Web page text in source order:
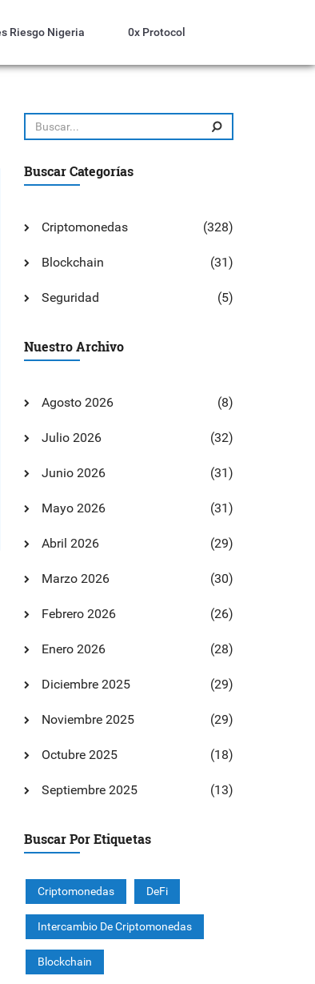
Riesgo Nigeria 0x Protocol
Buscar Categorías
Criptomonedas (328)
Blockchain (31)
Seguridad (5)
Nuestro Archivo
Agosto 2026 (8)
Julio 2026 (32)
Junio 2026 (31)
Mayo 2026 (31)
Abril 2026 (29)
Marzo 2026 (30)
Febrero 2026 (26)
Enero 2026 (28)
Diciembre 2025 (29)
Noviembre 2025 (29)
Octubre 2025 (18)
Septiembre 2025 (13)
Buscar Por Etiquetas
Criptomonedas DeFi
Intercambio De Criptomonedas
Blockchain